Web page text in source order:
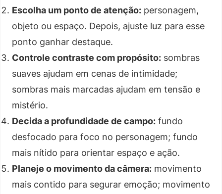
Escolha um ponto de atenção: personagem,
objeto ou espaço. Depois, ajuste luz para esse
ponto ganhar destaque.
Controle contraste com propósito: sombras
suaves ajudam em cenas de intimidade;
sombras mais marcadas ajudam em tensão e
mistério.
Decida a profundidade de campo: fundo
desfocado para foco no personagem; fundo
mais nítido para orientar espaço e ação.
Planeje o movimento da câmera: movimento
mais contido para segurar emoção; movimento